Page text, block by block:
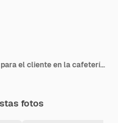
Hombre Barista preparando café para el cliente en la cafetería. Dueño del café que sirve a un cliente en la cafetería.
fotos